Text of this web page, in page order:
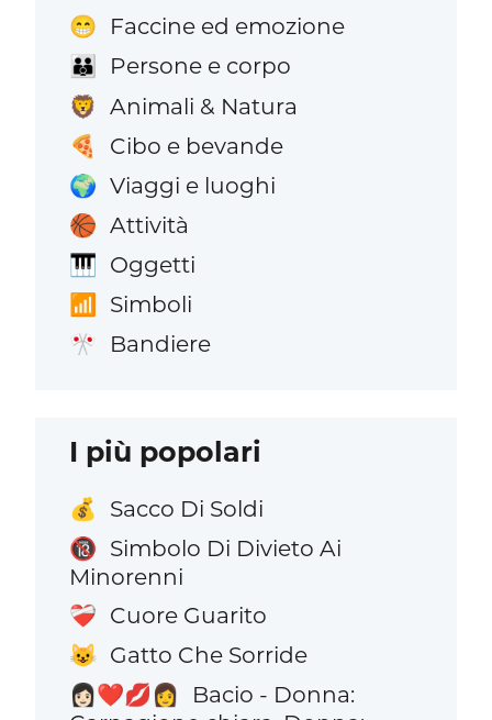
😁 Faccine ed emozione
👪 Persone e corpo
🦁 Animali & Natura
🍕 Cibo e bevande
🌍 Viaggi e luoghi
🏀 Attività
🎹 Oggetti
📶 Simboli
🎌 Bandiere
I più popolari
💰 Sacco Di Soldi
🔞 Simbolo Di Divieto Ai
Minorenni
❤️‍🩹 Cuore Guarito
😺 Gatto Che Sorride
👩🏻‍❤️‍💋‍👩
Bacio - Donna: